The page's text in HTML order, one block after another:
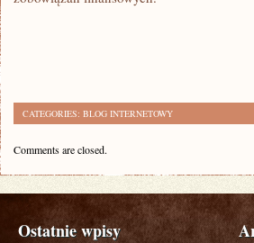
CATEGORIES: BLOG INTERNETOWY
Comments are closed.
Ostatnie wpisy